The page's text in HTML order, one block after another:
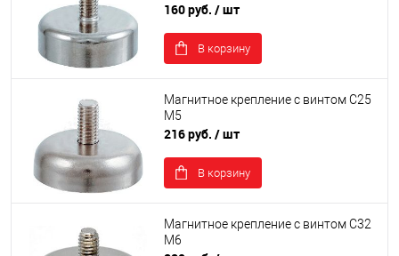
160 руб. / шт
В корзину
Магнитное крепление с винтом С25
М5
216 руб. / шт
В корзину
Магнитное крепление с винтом С32
М6